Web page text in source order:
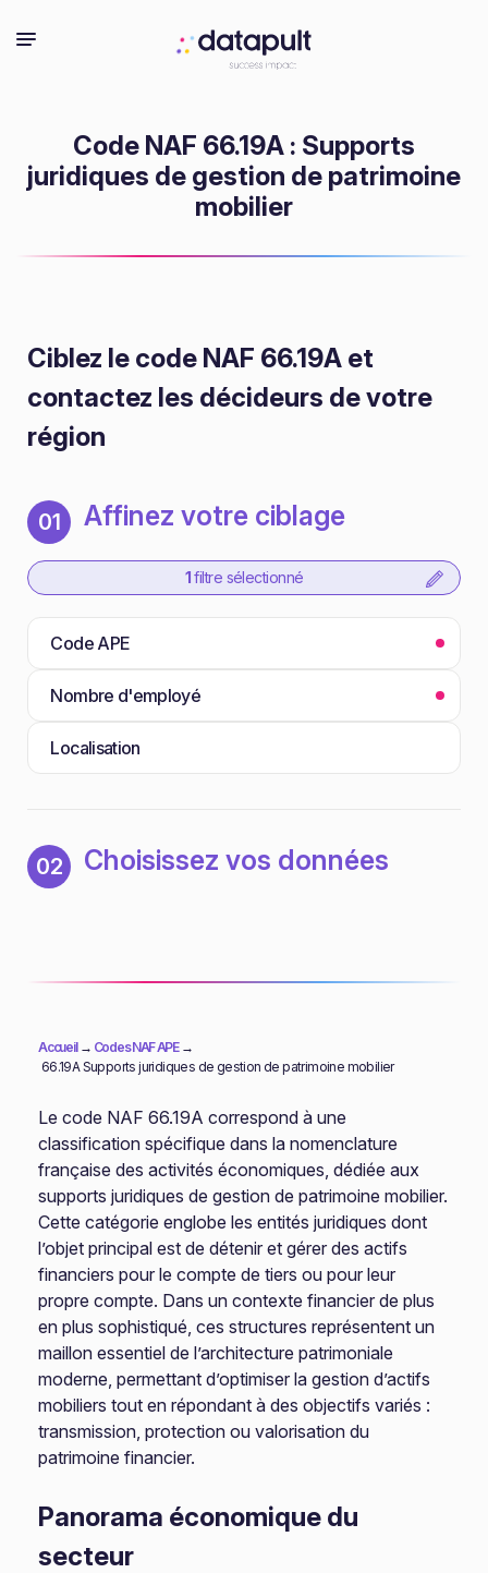
Code NAF 66.19A : Supports
juridiques de gestion de patrimoine
mobilier
Ciblez le code NAF 66.19A et
contactez les décideurs de votre
région
01 Affinez votre ciblage
1 filtre sélectionné
Code APE
Nombre d'employé
Localisation
02 Choisissez vos données
Accueil→ Codes NAF APE→
66.19A Supports juridiques de gestion de patrimoine mobilier
Le code NAF 66.19A correspond à une
classification spécifique dans la nomenclature
française des activités économiques, dédiée aux
supports juridiques de gestion de patrimoine mobilier.
Cette catégorie englobe les entités juridiques dont
l’objet principal est de détenir et gérer des actifs
financiers pour le compte de tiers ou pour leur
propre compte. Dans un contexte financier de plus
en plus sophistiqué, ces structures représentent un
maillon essentiel de l’architecture patrimoniale
moderne, permettant d’optimiser la gestion d’actifs
mobiliers tout en répondant à des objectifs variés :
transmission, protection ou valorisation du
patrimoine financier.
Panorama économique du
secteur